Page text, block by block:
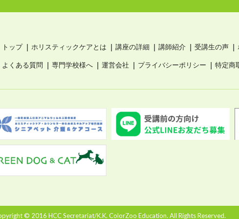
トップ ホリスティックケアとは 講座の詳細 講師紹介 受講生の声
よくある質問 専門学校様へ 運営会社 プライバシーポリシー 特定商
© 2016 HCC Secretariat/K.K. ColorZoo Education. All Rights Reserved.